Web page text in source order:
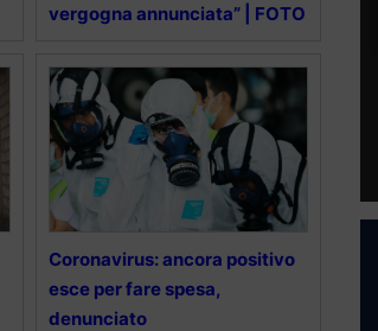
vergogna annunciata” | FOTO
Coronavirus: ancora positivo
esce per fare spesa,
denunciato